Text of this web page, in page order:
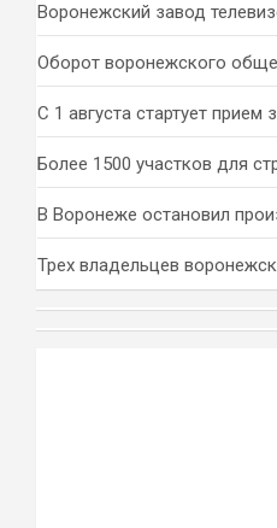
Воронежский завод
Оборот воронежского
С 1 августа стартует
Более 1500 участков для
В Воронеже остановил
Трех владельцев